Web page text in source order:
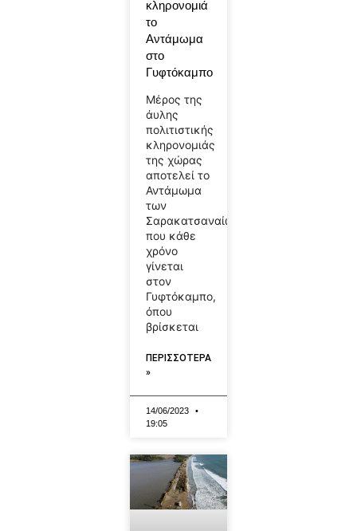
κληρονομιά
το
Αντάμωμα
στο
Γυφτόκαμπο
Μέρος της
άυλης
πολιτιστικής
κληρονομιάς
της χώρας
αποτελεί το
Αντάμωμα
των
Σαρακατσαναίων
που κάθε
χρόνο
γίνεται
στον
Γυφτόκαμπο,
όπου
βρίσκεται
ΠΕΡΙΣΣΟΤΕΡΑ
»
14/06/2023
19:05